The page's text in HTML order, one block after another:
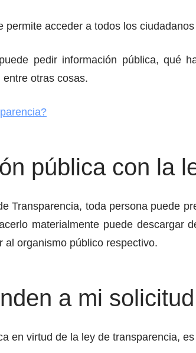
permite acceder a todos los
pedir información pública, qué
otras cosas.
pública con la
Transparencia, toda persona puede
materialmente puede descargar
al organismo público respectivo.
a mi
en virtud de la ley de transparencia,